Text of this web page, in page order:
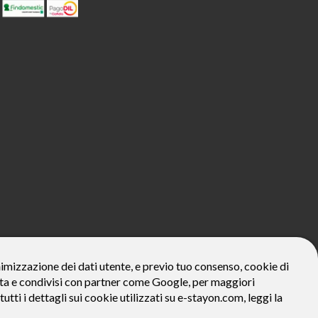
del bene € 800, Tan fisso 12,24% Taeg 12,95%, in 23
prima rata a 90 giorni. Al fine di gestire le tue spese in modo
condizioni economiche e contrattuali, facendo riferimento
dei dati utente, e previo tuo consenso, cookie di
condivisi con partner come Google, per maggiori
i dettagli sui cookie utilizzati su e-stayon.com, leggi la